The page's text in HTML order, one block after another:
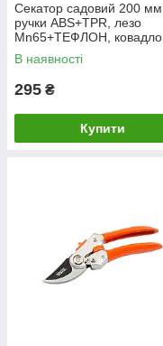
Секатор садовий 200 мм,
ручки ABS+TPR, лезо
Mn65+ТЕФЛОН, ковадло
MASTER TOOL 14-6124
В наявності
295 ₴
Купити